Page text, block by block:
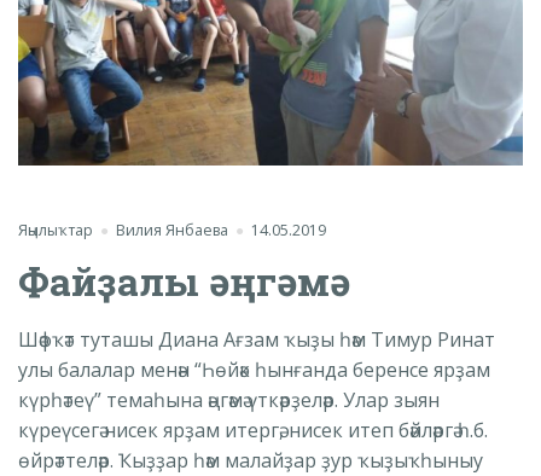
Яңылыҡтар Вилия Янбаева 14.05.2019
Файҙалы әңгәмә
Шәфҡәт туташы Диана Ағзам ҡыҙы һәм Тимур Ринат
улы балалар менән “Һөйәк һынғанда беренсе ярҙам
күрһәтеү” темаһына әңгәмә үткәрҙеләр. Улар зыян
күреүсегә нисек ярҙам итергә, нисек итеп бәйләргә һ.б.
өйрәттеләр. Ҡыҙҙар һәм малайҙар ҙур ҡыҙыҡһыныу